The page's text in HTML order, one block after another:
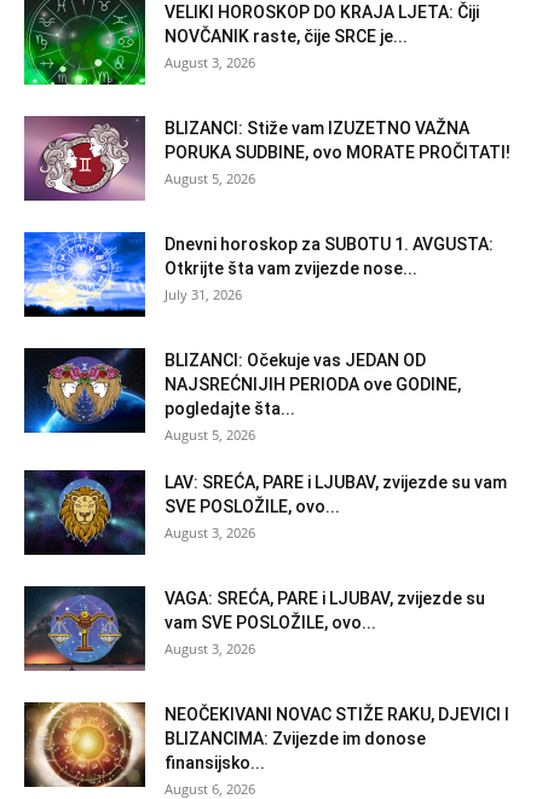
VELIKI HOROSKOP DO KRAJA LJETA: Čiji
NOVČANIK raste, čije SRCE je...
August 3, 2026
BLIZANCI: Stiže vam IZUZETNO VAŽNA
PORUKA SUDBINE, ovo MORATE PROČITATI!
August 5, 2026
Dnevni horoskop za SUBOTU 1. AVGUSTA:
Otkrijte šta vam zvijezde nose...
July 31, 2026
BLIZANCI: Očekuje vas JEDAN OD
NAJSREĆNIJIH PERIODA ove GODINE,
pogledajte šta...
August 5, 2026
LAV: SREĆA, PARE i LJUBAV, zvijezde su vam
SVE POSLOŽILE, ovo...
August 3, 2026
VAGA: SREĆA, PARE i LJUBAV, zvijezde su
vam SVE POSLOŽILE, ovo...
August 3, 2026
NEOČEKIVANI NOVAC STIŽE RAKU, DJEVICI I
BLIZANCIMA: Zvijezde im donose
finansijsko...
August 6, 2026